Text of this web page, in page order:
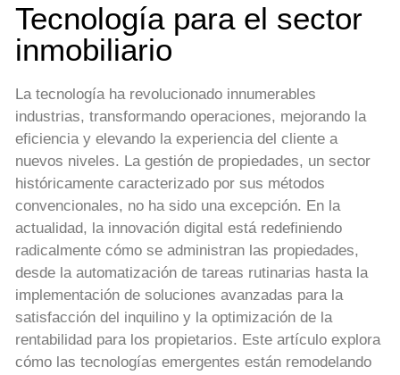
Tecnología para el sector
inmobiliario
La tecnología ha revolucionado innumerables
industrias, transformando operaciones, mejorando la
eficiencia y elevando la experiencia del cliente a
nuevos niveles. La gestión de propiedades, un sector
históricamente caracterizado por sus métodos
convencionales, no ha sido una excepción. En la
actualidad, la innovación digital está redefiniendo
radicalmente cómo se administran las propiedades,
desde la automatización de tareas rutinarias hasta la
implementación de soluciones avanzadas para la
satisfacción del inquilino y la optimización de la
rentabilidad para los propietarios. Este artículo explora
cómo las tecnologías emergentes están remodelando